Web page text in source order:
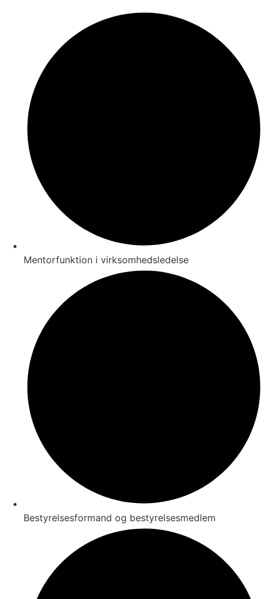
Mentorfunktion i virksomhedsledelse
Bestyrelsesformand og bestyrelsesmedlem